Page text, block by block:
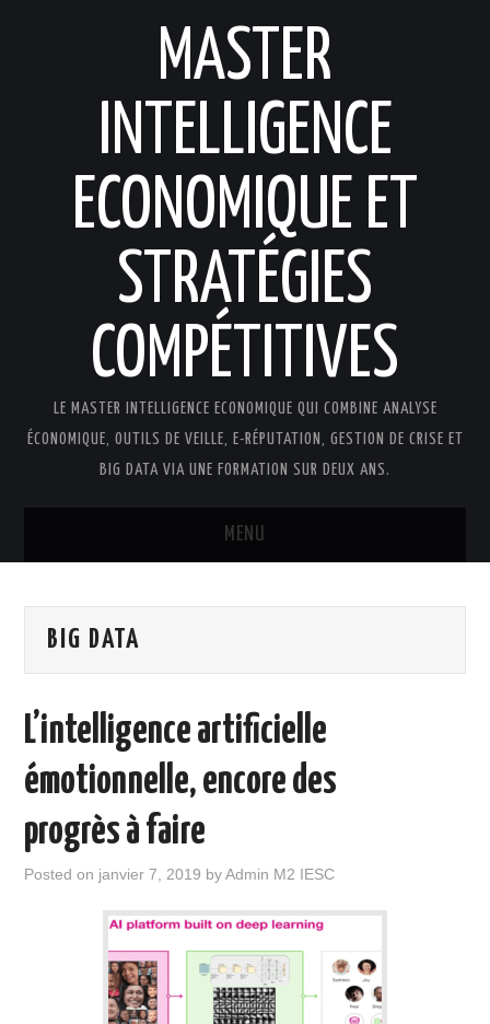
MASTER
INTELLIGENCE
ECONOMIQUE ET
STRATÉGIES
COMPÉTITIVES
LE MASTER INTELLIGENCE ECONOMIQUE QUI COMBINE ANALYSE
ÉCONOMIQUE, OUTILS DE VEILLE, E-RÉPUTATION, GESTION DE CRISE ET
BIG DATA VIA UNE FORMATION SUR DEUX ANS.
MENU
FORMATION
LES ÉTUDIANTS
INTERVENANTS
OUTILS
ANALYSE TWITTER DES
TECHNOLOGIES INNOVANTES
BIG DATA
L’intelligence artificielle
émotionnelle, encore des
progrès à faire
Posted on janvier 7, 2019 byAdmin M2 IESC